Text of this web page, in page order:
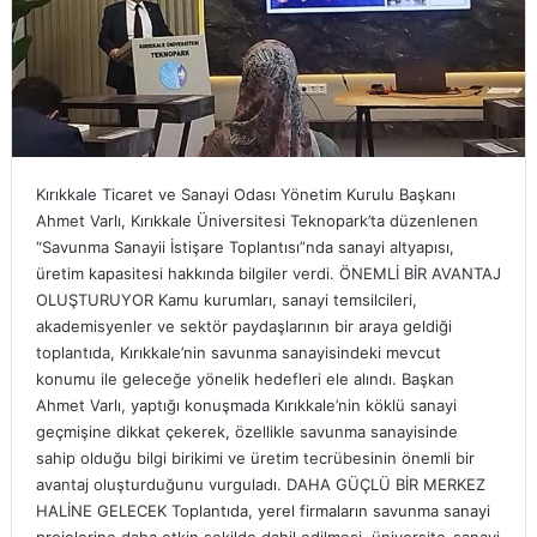
Kırıkkale Ticaret ve Sanayi Odası Yönetim Kurulu Başkanı
Ahmet Varlı, Kırıkkale Üniversitesi Teknopark’ta düzenlenen
“Savunma Sanayii İstişare Toplantısı”nda sanayi altyapısı,
üretim kapasitesi hakkında bilgiler verdi. ÖNEMLİ BİR AVANTAJ
OLUŞTURUYOR Kamu kurumları, sanayi temsilcileri,
akademisyenler ve sektör paydaşlarının bir araya geldiği
toplantıda, Kırıkkale’nin savunma sanayisindeki mevcut
konumu ile geleceğe yönelik hedefleri ele alındı. Başkan
Ahmet Varlı, yaptığı konuşmada Kırıkkale’nin köklü sanayi
geçmişine dikkat çekerek, özellikle savunma sanayisinde
sahip olduğu bilgi birikimi ve üretim tecrübesinin önemli bir
avantaj oluşturduğunu vurguladı. DAHA GÜÇLÜ BİR MERKEZ
HALİNE GELECEK Toplantıda, yerel firmaların savunma sanayi